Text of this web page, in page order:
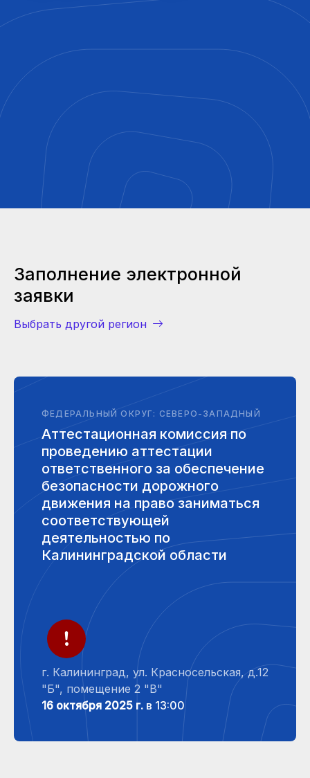
Заполнение электронной
заявки
Выбрать другой регион
ФЕДЕРАЛЬНЫЙ ОКРУГ: СЕВЕРО-ЗАПАДНЫЙ
Аттестационная комиссия по
проведению аттестации
ответственного за обеспечение
безопасности дорожного
движения на право заниматься
соответствующей
деятельностью по
Калининградской области
г. Калининград, ул. Красносельская, д.12
"Б", помещение 2 "В"
16 октября 2025 г. в 13:00